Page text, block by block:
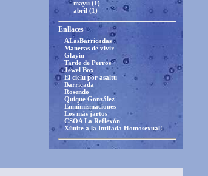
mayu (1)
abril (1)
Enllaces
ALasBarricadas
Maneras de vivir
Glayíu
Tarde de Perros
Jewel Box
El cielu por asaltu
Barricada
Rosendo
Quique González
Enmimismaciones
Los más jartos
CSOA La Reflexón
Xúnite a la Intifada Homosexual!